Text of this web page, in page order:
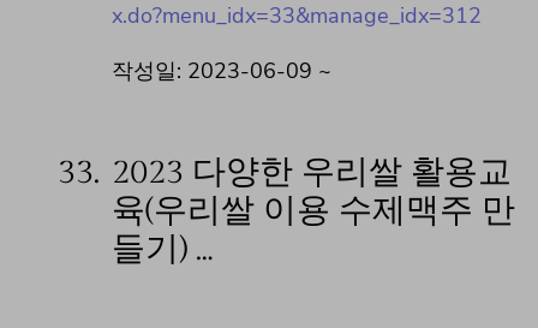
x.do?menu_idx=33&manage_idx=312
작성일: 2023-06-09 ~
33. 2023 다양한 우리쌀 활용교
육(우리쌀 이용 수제맥주 만
들기) …